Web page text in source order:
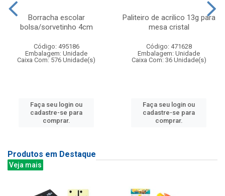
Borracha escolar
bolsa/sorvetinho 4cm
Código: 495186
Embalagem: Unidade
Caixa Com: 576 Unidade(s)
Faça seu login ou
cadastre-se para
comprar.
Paliteiro de acrilico 13g para
mesa cristal
Código: 471628
Embalagem: Unidade
Caixa Com: 36 Unidade(s)
Faça seu login ou
cadastre-se para
comprar.
Produtos em Destaque
Veja mais